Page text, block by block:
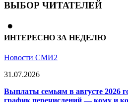
ВЫБОР ЧИТАТЕЛЕЙ
ИНТЕРЕСНО ЗА НЕДЕЛЮ
Новости СМИ2
31.07.2026
Выплаты семьям в августе 2026
график перечислений — кому и